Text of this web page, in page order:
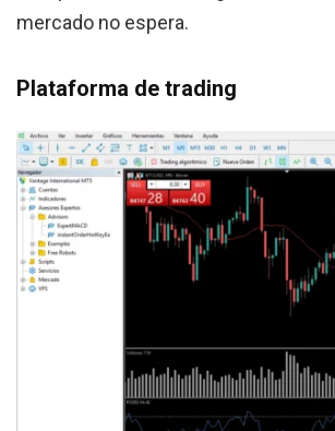
mercado no espera.
Plataforma de trading